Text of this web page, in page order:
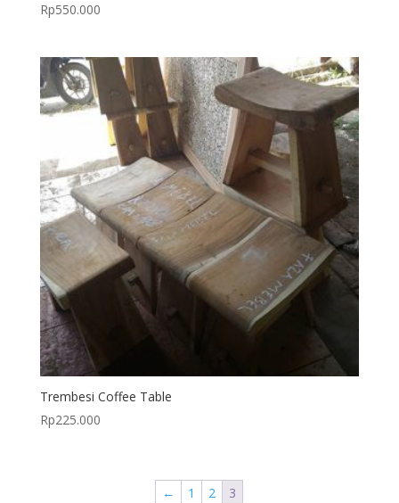
Rp550.000
Trembesi Coffee Table
Rp225.000
← 1 2 3